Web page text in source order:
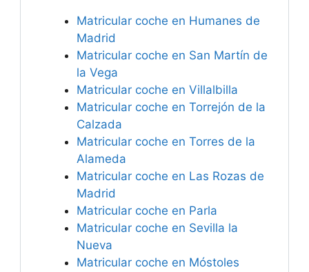
Matricular coche en Humanes de
Madrid
Matricular coche en San Martín de
la Vega
Matricular coche en Villalbilla
Matricular coche en Torrejón de la
Calzada
Matricular coche en Torres de la
Alameda
Matricular coche en Las Rozas de
Madrid
Matricular coche en Parla
Matricular coche en Sevilla la
Nueva
Matricular coche en Móstoles